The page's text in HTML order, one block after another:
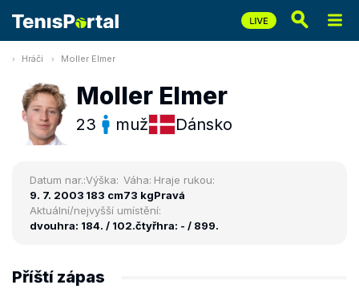
Hráči Moller Elmer
Moller Elmer
23 muž Dánsko
Datum nar.:
9. 7. 2003
Výška:
183 cm
Váha:
73 kg
Hraje rukou:
Pravá
Aktuální/nejvyšší umístění:
dvouhra: 184. / 102.čtyřhra: - / 899.
Příští zápas